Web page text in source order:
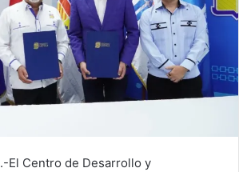
.-El Centro de Desarrollo y